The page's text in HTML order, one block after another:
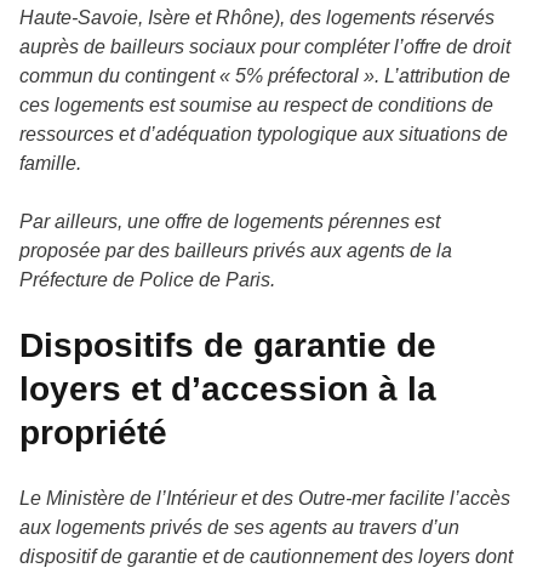
Haute-Savoie, Isère et Rhône), des logements réservés
auprès de bailleurs sociaux pour compléter l’offre de droit
commun du contingent « 5% préfectoral ». L’attribution de
ces logements est soumise au respect de conditions de
ressources et d’adéquation typologique aux situations de
famille.
Par ailleurs, une offre de logements pérennes est
proposée par des bailleurs privés aux agents de la
Préfecture de Police de Paris.
Dispositifs de garantie de
loyers et d’accession à la
propriété
Le Ministère de l’Intérieur et des Outre-mer facilite l’accès
aux logements privés de ses agents au travers d’un
dispositif de garantie et de cautionnement des loyers dont